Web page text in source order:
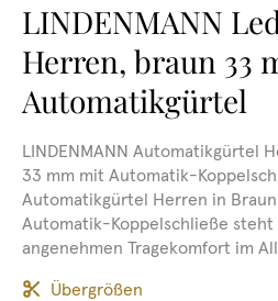
LINDENMANN
Herren, braun 33
Automatikgürtel
LINDENMANN Automatikgürtel
33 mm mit Automatik-
Automatikgürtel Herren in
Automatik-Koppelschließe
angenehmen Tragekomfort im
Übergrößen